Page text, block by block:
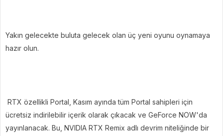
Yakın gelecekte buluta gelecek olan üç yeni oyunu oynamaya
hazır olun.
RTX özellikli Portal, Kasım ayında tüm Portal sahipleri için
ücretsiz indirilebilir içerik olarak çıkacak ve GeForce NOW'da
yayınlanacak. Bu, NVIDIA RTX Remix adlı devrim niteliğinde bir